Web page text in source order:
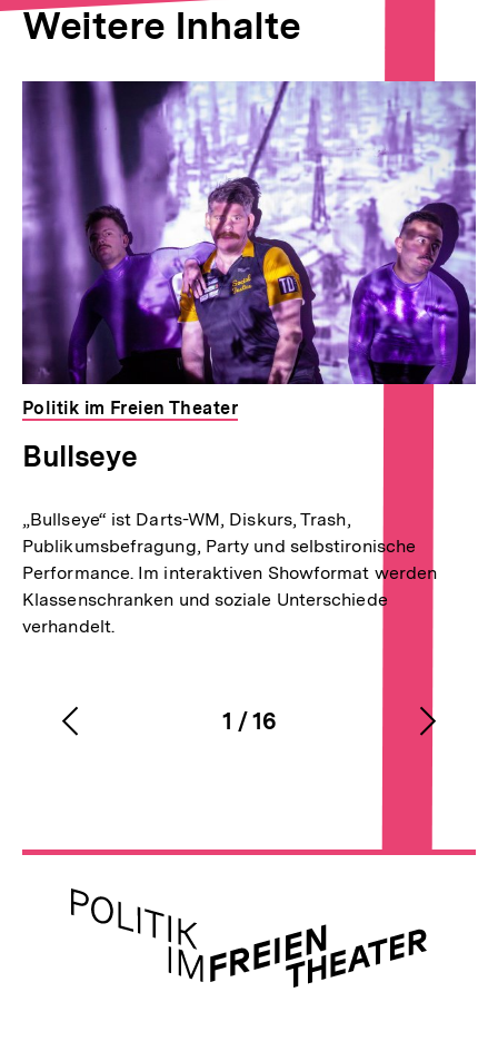
Weitere Inhalte
Inhaltskarousell
für
Inhalte
Inhaltskarussell
überspringen
Politik im Freien Theater
Bullseye
„Bullseye“ ist Darts-WM, Diskurs, Trash,
Publikumsbefragung, Party und selbstironische
Performance. Im interaktiven Showformat werden
Klassenschranken und soziale Unterschiede
verhandelt.
Karussellinhalt
1
von
/16
Vorherigen
Meta-